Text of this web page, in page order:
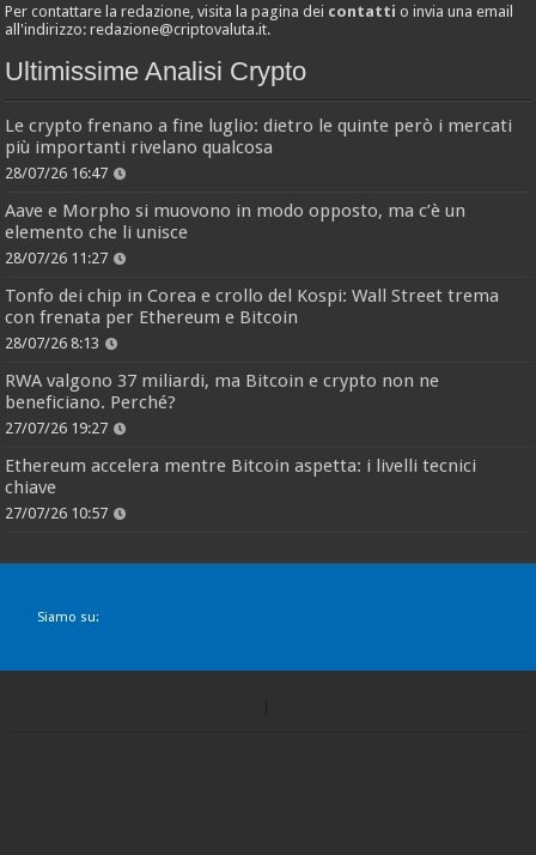
Per contattare la redazione, visita la pagina dei contatti o invia una email
all'indirizzo:redazione@criptovaluta.it.
Ultimissime Analisi Crypto
Le crypto frenano a fine luglio: dietro le quinte però i mercati
più importanti rivelano qualcosa
28/07/26 16:47
Aave e Morpho si muovono in modo opposto, ma c’è un
elemento che li unisce
28/07/26 11:27
Tonfo dei chip in Corea e crollo del Kospi: Wall Street trema
con frenata per Ethereum e Bitcoin
28/07/26 8:13
RWA valgono 37 miliardi, ma Bitcoin e crypto non ne
beneficiano. Perché?
27/07/26 19:27
Ethereum accelera mentre Bitcoin aspetta: i livelli tecnici
chiave
27/07/26 10:57
Siamo su: